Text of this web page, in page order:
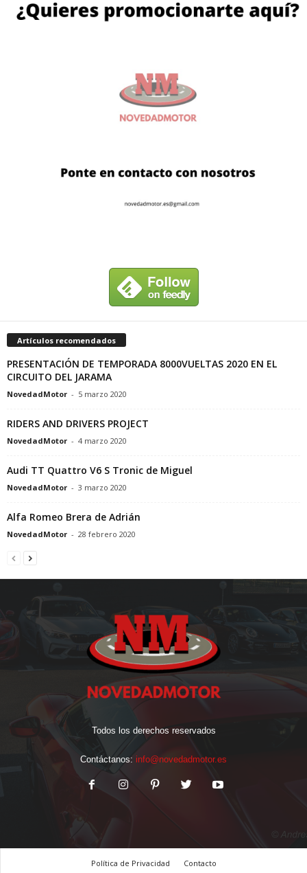
Artículos recomendados
PRESENTACIÓN DE TEMPORADA 8000VUELTAS 2020 EN EL
CIRCUITO DEL JARAMA
NovedadMotor - 5 marzo 2020
RIDERS AND DRIVERS PROJECT
NovedadMotor - 4 marzo 2020
Audi TT Quattro V6 S Tronic de Miguel
NovedadMotor - 3 marzo 2020
Alfa Romeo Brera de Adrián
NovedadMotor - 28 febrero 2020
Todos los derechos reservados
Contáctanos: info@novedadmotor.es
Política de Privacidad Contacto